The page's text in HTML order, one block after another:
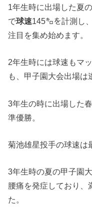
1年生時に出場した夏
で球速145㌔を計測し
注目を集め始めます。
2年生時には球速もマ
も、甲子園大会出場は
3年生の時に出場した
準優勝。
菊池雄星投手の球速は
3年生時の夏の甲子園
腰痛を発症しており、
た。